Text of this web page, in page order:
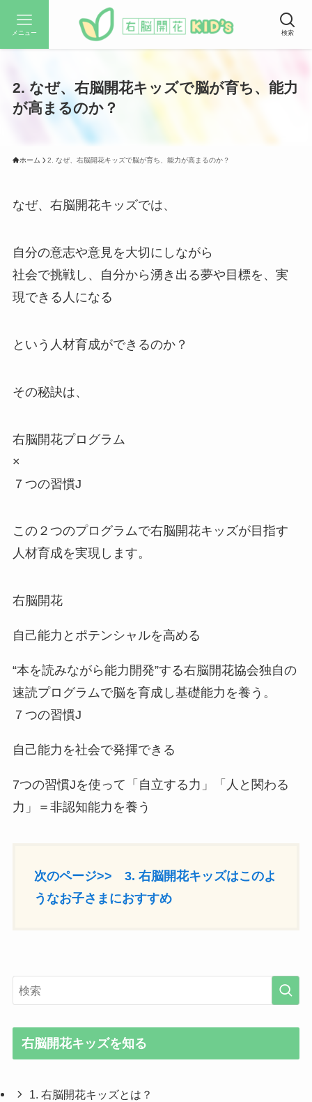
検索
メニュー
2. なぜ、右脳開花キッズで脳が育ち、能力
が高まるのか？
ホーム 2. なぜ、右脳開花キッズで脳が育ち、能力が高まるのか？
なぜ、右脳開花キッズでは、
自分の意志や意見を大切にしながら
社会で挑戦し、自分から湧き出る夢や目標を、実
現できる人になる
という人材育成ができるのか？
その秘訣は、
右脳開花プログラム
×
７つの習慣J
この２つのプログラムで右脳開花キッズが目指す
人材育成を実現します。
右脳開花
自己能力とポテンシャルを高める
“本を読みながら能力開発”する右脳開花協会独自の
速読プログラムで脳を育成し基礎能力を養う。
７つの習慣J
自己能力を社会で発揮できる
7つの習慣Jを使って「自立する力」「人と関わる
力」＝非認知能力を養う
次のページ>> 3. 右脳開花キッズはこのよ
うなお子さまにおすすめ
右脳開花キッズを知る
1. 右脳開花キッズとは？